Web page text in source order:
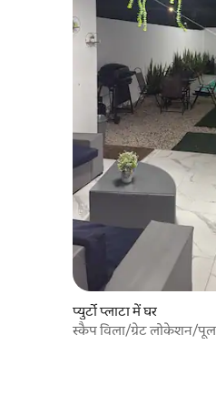
प्युर्टो प्लाटा में घर
स्कैप विला/ग्रेट लोकेशन/